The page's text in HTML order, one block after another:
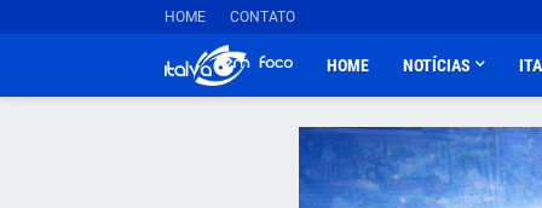
HOME CONTATO
HOME NOTÍCIAS